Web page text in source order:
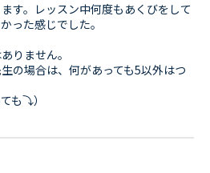
す。レッスン中何度もあくびをして
った感じでした。
りません。
の場合は、何があっても5以外はつ
も⤵）